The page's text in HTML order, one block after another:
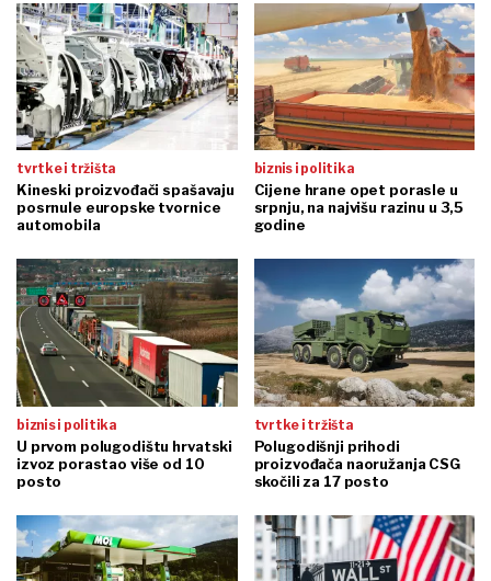
tvrtke i tržišta
Kineski proizvođači spašavaju
posrnule europske tvornice
automobila
biznis i politika
Cijene hrane opet porasle u
srpnju, na najvišu razinu u 3,5
godine
biznis i politika
U prvom polugodištu hrvatski
izvoz porastao više od 10
posto
tvrtke i tržišta
Polugodišnji prihodi
proizvođača naoružanja CSG
skočili za 17 posto